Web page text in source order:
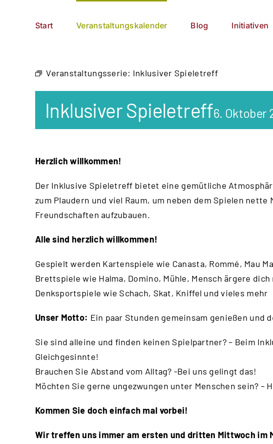
Start Veranstaltungskalender Blog Initiativen
Veranstaltungsserie: Inklusiver Spieletreff
Inklusiver Spieletreff6. Oktober
Herzlich willkommen!
Der Inklusive Spieletreff bietet eine gemütliche
zum Plaudern und viel Raum, um neben dem Spielen nette
Freundschaften aufzubauen.
Alle sind herzlich willkommen!
Gespielt werden Kartenspiele wie Canasta, Rommé, Mau
Brettspiele wie Halma, Domino, Mühle, Mensch ärgere
Denksportspiele wie Schach, Skat, Kniffel und vieles mehr
Unser Motto: Ein paar Stunden gemeinsam genießen und
Sie sind alleine und finden keinen Spielpartner? – Beim
Gleichgesinnte!
Brauchen Sie Abstand vom Alltag? -Bei uns gelingt das!
Möchten Sie gerne ungezwungen unter Menschen sein? –
Kommen Sie doch einfach mal vorbei!
Wir treffen uns immer am ersten und dritten Mittwoch im